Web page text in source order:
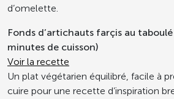
d’omelette.
Fonds d’artichauts farçis au
minutes de cuisson)
Voir la recette
Un plat végétarien équilibré, facile à
cuire pour une recette d’inspiration